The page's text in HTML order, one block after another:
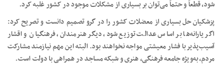
شود، قطعاً و حتماً می‌توان بر بسیاری از مشکلات موجود در کشور غلبه کرد.
پزشکیان حل بسیاری از معضلات کشور را در گرو تصمیم دانست و تصریح کرد:
اگر یارانه‌ها بر اساس عدالت توزیع شود، دیگر هنرمندان، فرهنگیان و اقشار
آسیب‌پذیر با فشار معیشتی مواجه نخواهند بود. البته این مهم نیازمند مشارکت
مردم، به‌ویژه جامعه فرهنگی، هنری و شبکه مساجد در همراهی با دولت است.